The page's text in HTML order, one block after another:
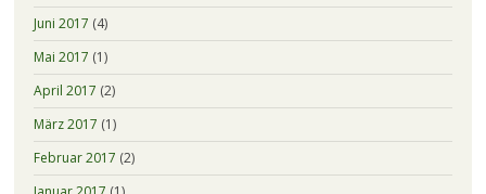
Juni 2017 (4)
Mai 2017 (1)
April 2017 (2)
März 2017 (1)
Februar 2017 (2)